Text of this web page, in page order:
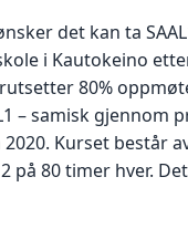
det kan ta
i Kautokeino
80%
– samisk gjennom
Kurset består
på 80 timer hver.